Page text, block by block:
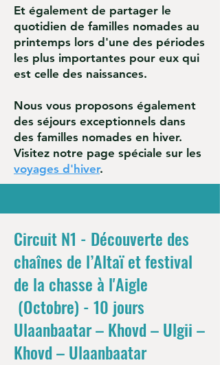
Et également de partager le
quotidien de familles nomades au
printemps lors d'une des périodes
les plus importantes pour eux qui
est celle des naissances.
Nous vous proposons également
des séjours exceptionnels dans
des familles nomades en hiver.
Visitez notre page spéciale sur les
voyages d'hiver.
Circuit N1 - Découverte des
chaînes de l’Altaï et festival
de la chasse à l'Aigle
(Octobre) - 10 jours
Ulaanbaatar – Khovd – Ulgii –
Khovd – Ulaanbaatar